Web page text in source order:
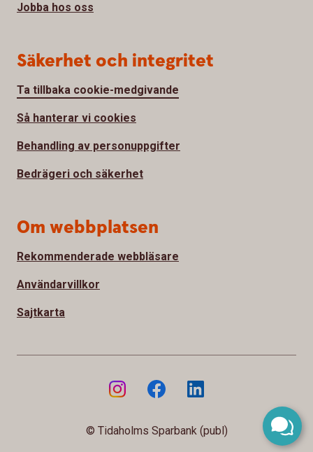
Jobba hos oss
Säkerhet och integritet
Ta tillbaka cookie-medgivande
Så hanterar vi cookies
Behandling av personuppgifter
Bedrägeri och säkerhet
Om webbplatsen
Rekommenderade webbläsare
Användarvillkor
Sajtkarta
© Tidaholms Sparbank (publ)